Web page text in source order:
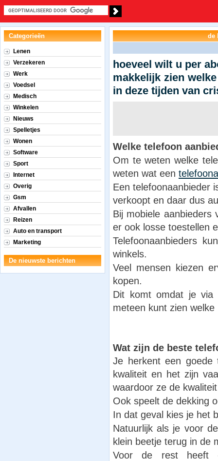
de
hoeveel wilt u per
makkelijk zien
in deze tijden van
Welke telefoon
Om te weten welke
weten wat een
Een telefoonaanbieder
verkoopt en daar dus
Bij mobiele aanbieders
er ook losse toestellen
Telefoonaanbieders
winkels.
Veel mensen kiezen
kopen.
Dit komt omdat je via
meteen kunt zien
Wat zijn de beste
Je herkent een goede
kwaliteit en het zijn
waardoor ze de
Ook speelt de dekking
In dat geval kies je het
Natuurlijk als je voor
klein beetje terug in de
Voor de rest heeft
Categorieën
Lenen
Verzekeren
Werk
Voedsel
Medisch
Winkelen
Nieuws
Spelletjes
Wonen
Software
Sport
Internet
Overig
Gsm
Afvallen
Reizen
Auto en transport
Marketing
De nieuwste berichten